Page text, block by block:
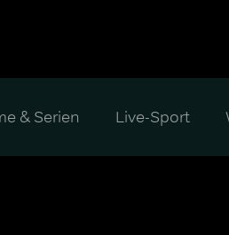
& Serien Live-Sport